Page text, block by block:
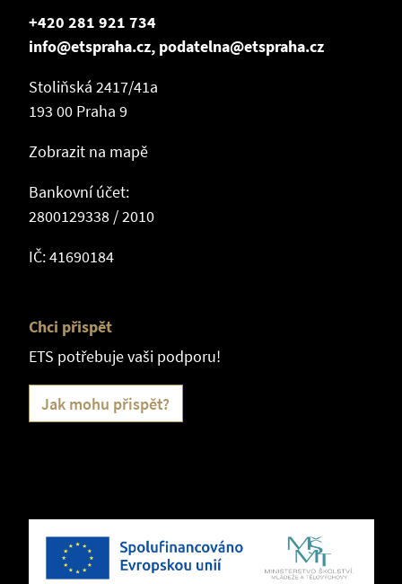
+420 281 921 734
info@etspraha.cz, podatelna@etspraha.cz
Stoliňská 2417/41a
193 00 Praha 9
Zobrazit na mapě
Bankovní účet:
2800129338 / 2010
IČ: 41690184
Chci přispět
ETS potřebuje vaši podporu!
Jak mohu přispět?